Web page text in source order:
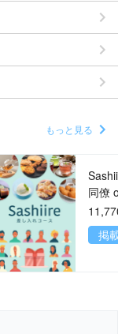
もっと見る
同僚 or ご家族で分
け合
勢ぞ
掲